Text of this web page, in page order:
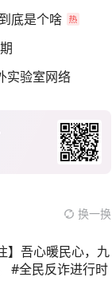
底是个啥
实验室网络
换一换
】吾心暖民心，九
#全民反诈进行时